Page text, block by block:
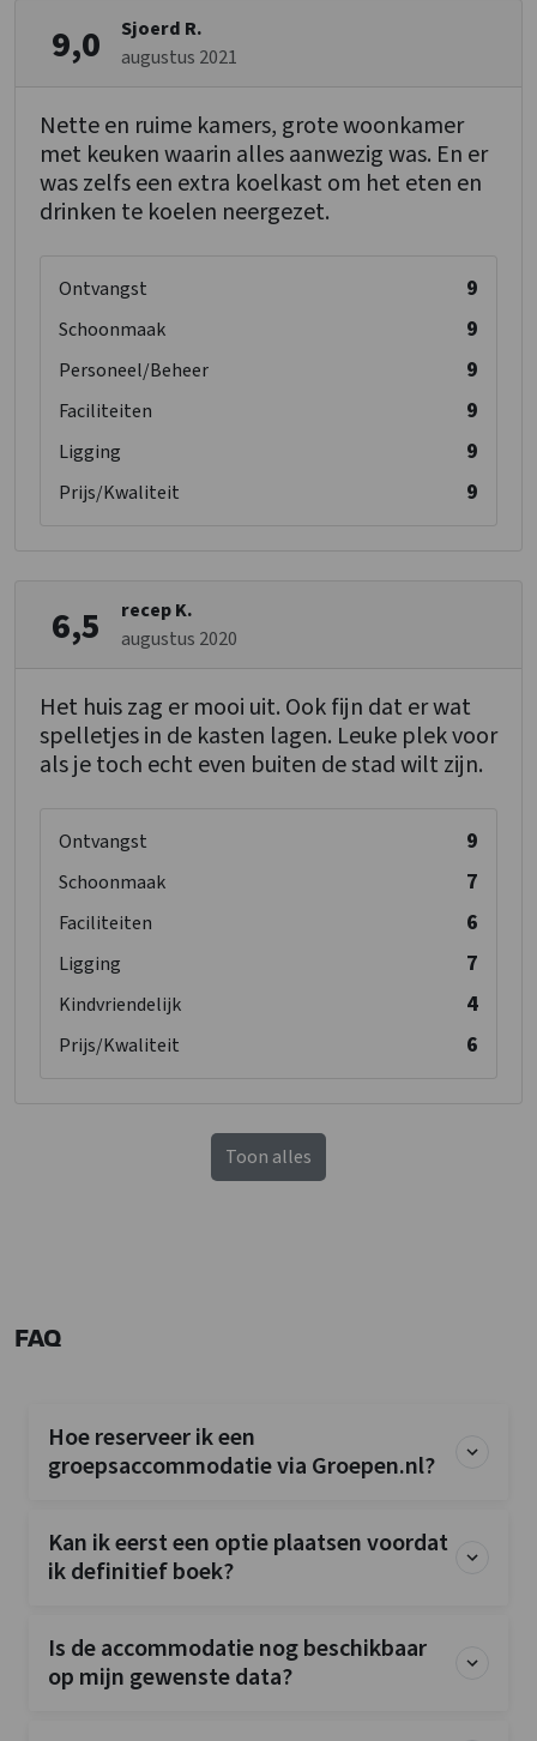
9,0
Sjoerd R.
augustus 2021
Nette en ruime kamers, grote woonkamer
met keuken waarin alles aanwezig was. En er
was zelfs een extra koelkast om het eten en
drinken te koelen neergezet.
Ontvangst 9
Schoonmaak 9
Personeel/Beheer 9
Faciliteiten 9
Ligging 9
Prijs/Kwaliteit 9
6,5
recep K.
augustus 2020
Het huis zag er mooi uit. Ook fijn dat er wat
spelletjes in de kasten lagen. Leuke plek voor
als je toch echt even buiten de stad wilt zijn.
Ontvangst 9
Schoonmaak 7
Faciliteiten 6
Ligging 7
Kindvriendelijk 4
Prijs/Kwaliteit 6
Toon alles
FAQ
Hoe reserveer ik een
groepsaccommodatie via Groepen.nl?
Kan ik eerst een optie plaatsen voordat
ik definitief boek?
Is de accommodatie nog beschikbaar
op mijn gewenste data?